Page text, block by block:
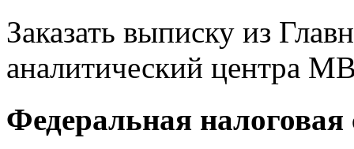
Заказать выписку из
аналитический центра
Федеральная налоговая